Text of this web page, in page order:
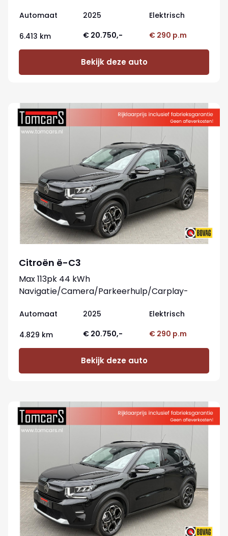
Automaat 2025 Elektrisch
6.413 km € 20.750,- € 290 p.m
Bekijk deze auto
Citroën ë-C3
Max 113pk 44 kWh
Navigatie/Camera/Parkeerhulp/Carplay-
Automaat 2025 Elektrisch
4.829 km € 20.750,- € 290 p.m
Bekijk deze auto